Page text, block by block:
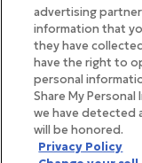
です。
advertising
information that
they have
have the right to
personal
Share My
we have detected
will be honored.
Privacy Policy